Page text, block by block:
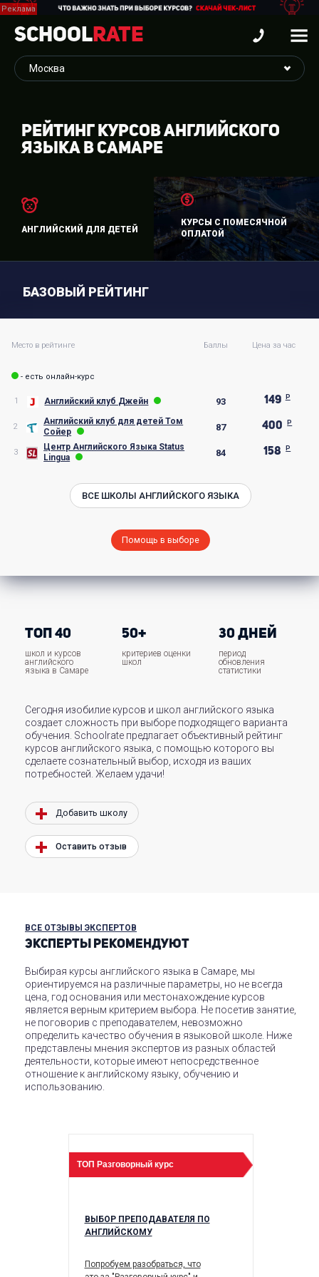
School Rate
РЕЙТИНГ КУРСОВ АНГЛИЙСКОГО
ЯЗЫКА В САМАРЕ
АНГЛИЙСКИЙ ДЛЯ ДЕТЕЙ
КУРСЫ С ПОМЕСЯЧНОЙ
ОПЛАТОЙ
БАЗОВЫЙ РЕЙТИНГ
Место в рейтинге Баллы Цена за час
- есть онлайн-курс
1 Английский клуб Джейн 93 149
2
Английский клуб для детей Том
Сойер
87 400
3
Центр Английского Языка Status
Lingua
84 158
ВСЕ ШКОЛЫ АНГЛИЙСКОГО ЯЗЫКА
Помощь в выборе
ТОП 40
школ и курсов
английского
языка в Самаре
50+
критериев оценки
школ
30 ДНЕЙ
период
обновления
статистики
Сегодня изобилие курсов и школ английского языка
создает сложность при выборе подходящего варианта
обучения. Schoolrate предлагает объективный рейтинг
курсов английского языка, с помощью которого вы
сделаете сознательный выбор, исходя из ваших
потребностей. Желаем удачи!
Добавить школу
Оставить отзыв
ВСЕ ОТЗЫВЫ ЭКСПЕРТОВ
ЭКСПЕРТЫ РЕКОМЕНДУЮТ
Выбирая курсы английского языка в Самаре, мы
ориентируемся на различные параметры, но не всегда
цена, год основания или местонахождение курсов
является верным критерием выбора. Не посетив занятие,
не поговорив с преподавателем, невозможно
определить качество обучения в языковой школе. Ниже
представлены мнения экспертов из разных областей
деятельности, которые имеют непосредственное
отношение к английскому языку, обучению и
использованию.
ТОП Разговорный курс
ВЫБОР ПРЕПОДАВАТЕЛЯ ПО
АНГЛИЙСКОМУ
Попробуем разобраться, что